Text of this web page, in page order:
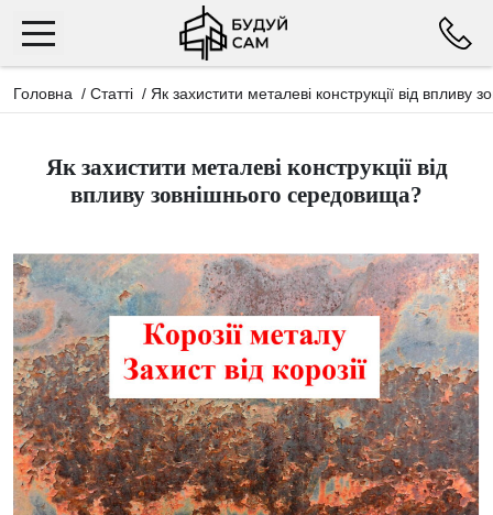
Головна / Статті / Як захистити металеві конструкції від впливу
Як захистити металеві конструкції від
впливу зовнішнього середовища?